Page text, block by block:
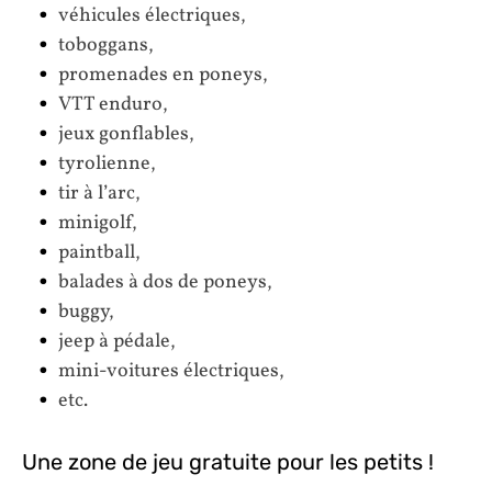
véhicules électriques,
toboggans,
promenades en poneys,
VTT enduro,
jeux gonflables,
tyrolienne,
tir à l’arc,
minigolf,
paintball,
balades à dos de poneys,
buggy,
jeep à pédale,
mini-voitures électriques,
etc.
Une zone de jeu gratuite pour les petits !